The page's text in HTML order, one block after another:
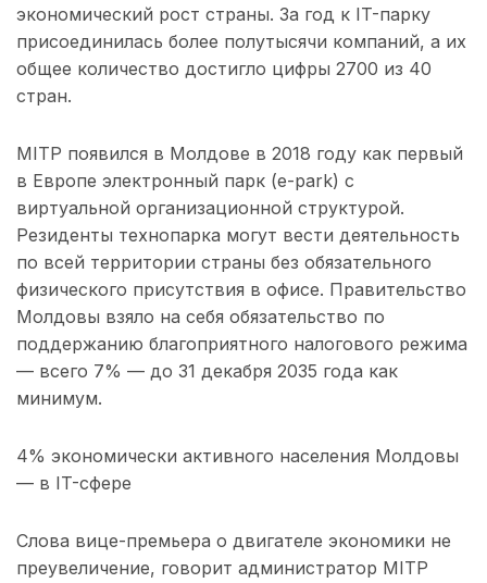
экономический рост страны. За год к IT-парку
присоединилась более полутысячи компаний, а их
общее количество достигло цифры 2700 из 40
стран.
MITP появился в Молдове в 2018 году как первый
в Европе электронный парк (e-park) с
виртуальной организационной структурой.
Резиденты технопарка могут вести деятельность
по всей территории страны без обязательного
физического присутствия в офисе. Правительство
Молдовы взяло на себя обязательство по
поддержанию благоприятного налогового режима
— всего 7% — до 31 декабря 2035 года как
минимум.
4% экономически активного населения Молдовы
— в IT-сфере
Слова вице-премьера о двигателе экономики не
преувеличение, говорит администратор MITP